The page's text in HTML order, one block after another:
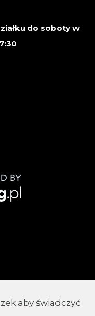
do soboty w
aby świadczyć